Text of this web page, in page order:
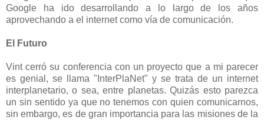
Google ha ido desarrollando a lo largo de los años
aprovechando a el internet como vía de comunicación.
El Futuro
Vint cerró su conferencia con un proyecto que a mi parecer
es genial, se llama "InterPlaNet" y se trata de un internet
interplanetario, o sea, entre planetas. Quizás esto parezca
un sin sentido ya que no tenemos con quien comunicarnos,
sin embargo, es de gran importancia para las misiones de la